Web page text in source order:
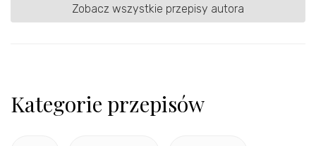
Zobacz wszystkie przepisy autora
Kategorie przepisów